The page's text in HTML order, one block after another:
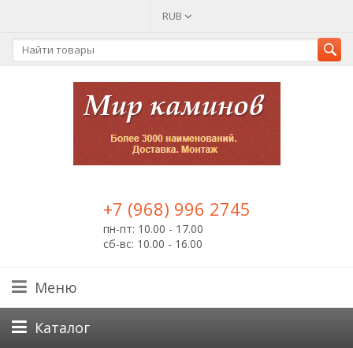
RUB
+7 (968) 996 2745
пн-пт: 10.00 - 17.00
сб-вс: 10.00 - 16.00
Меню
Каталог